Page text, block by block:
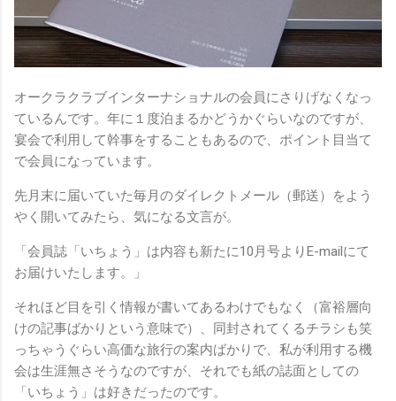
オークラクラブインターナショナルの会員にさりげなくなっ
ているんです。年に１度泊まるかどうかぐらいなのですが、
宴会で利用して幹事をすることもあるので、ポイント目当て
で会員になっています。
先月末に届いていた毎月のダイレクトメール（郵送）をよう
やく開いてみたら、気になる文言が。
「会員誌「いちょう」は内容も新たに10月号よりE-mailにて
お届けいたします。」
それほど目を引く情報が書いてあるわけでもなく（富裕層向
けの記事ばかりという意味で）、同封されてくるチラシも笑
っちゃうぐらい高価な旅行の案内ばかりで、私が利用する機
会は生涯無さそうなのですが、それでも紙の誌面としての
「いちょう」は好きだったのです。